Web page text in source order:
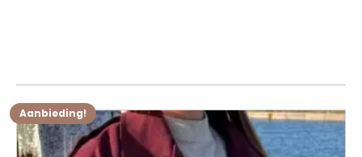
Aanbieding!
Dit
product